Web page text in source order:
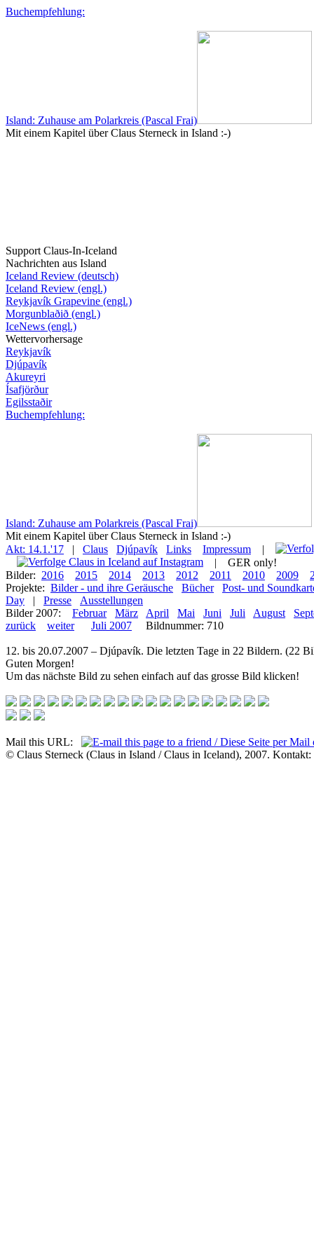
Buchempfehlung:
Island: Zuhause am Polarkreis (Pascal Frai)
Mit einem Kapitel über Claus Sterneck in Island :-)
Support Claus-In-Iceland
Nachrichten aus Island
Iceland Review (deutsch)
Iceland Review (engl.)
Reykjavík Grapevine (engl.)
Morgunblaðið (engl.)
IceNews (engl.)
Wettervorhersage
Reykjavík
Djúpavík
Akureyri
Ísafjörður
Egilsstaðir
Buchempfehlung:
Island: Zuhause am Polarkreis (Pascal Frai)
Mit einem Kapitel über Claus Sterneck in Island :-)
Akt: 14.1.'17
| Claus Djúpavík Links Impressum
|
|
GER only!
Bilder: 2016 2015 2014 2013 2012 2011 2010 2009
Projekte: Bilder - und ihre Geräusche Bücher
Post- und
Day
| Presse
Ausstellungen
Bilder 2007:
Februar März April Mai Juni Juli August
zurück
weiter Juli 2007 Bildnummer: 710
12. bis 20.07.2007 – Djúpavík. Die letzten Tage in 22 Bildern.
Guten Morgen!
Um das nächste Bild zu sehen einfach auf das grosse Bild klicken!
Mail this URL:
© Claus Sterneck (Claus in Island / Claus in Iceland), 2007. Kontakt: